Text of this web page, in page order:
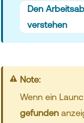
Den
verstehen
Note:
Wenn ein
gefunden